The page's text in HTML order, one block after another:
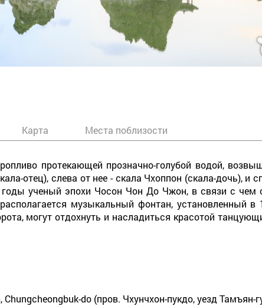
Карта Места поблизости
протекающей прозначно-голубой водой,
отец), слева от нее - скала Чхоппон (скала-дочь), и
ученый эпохи Чосон Чон До Чжон, в связи с чем
музыкальный фонтан, установленный
могут отдохнуть и насладиться красотой
Chungcheongbuk-do (пров. Чхунчхон-пукдо, уезд Тамъян-